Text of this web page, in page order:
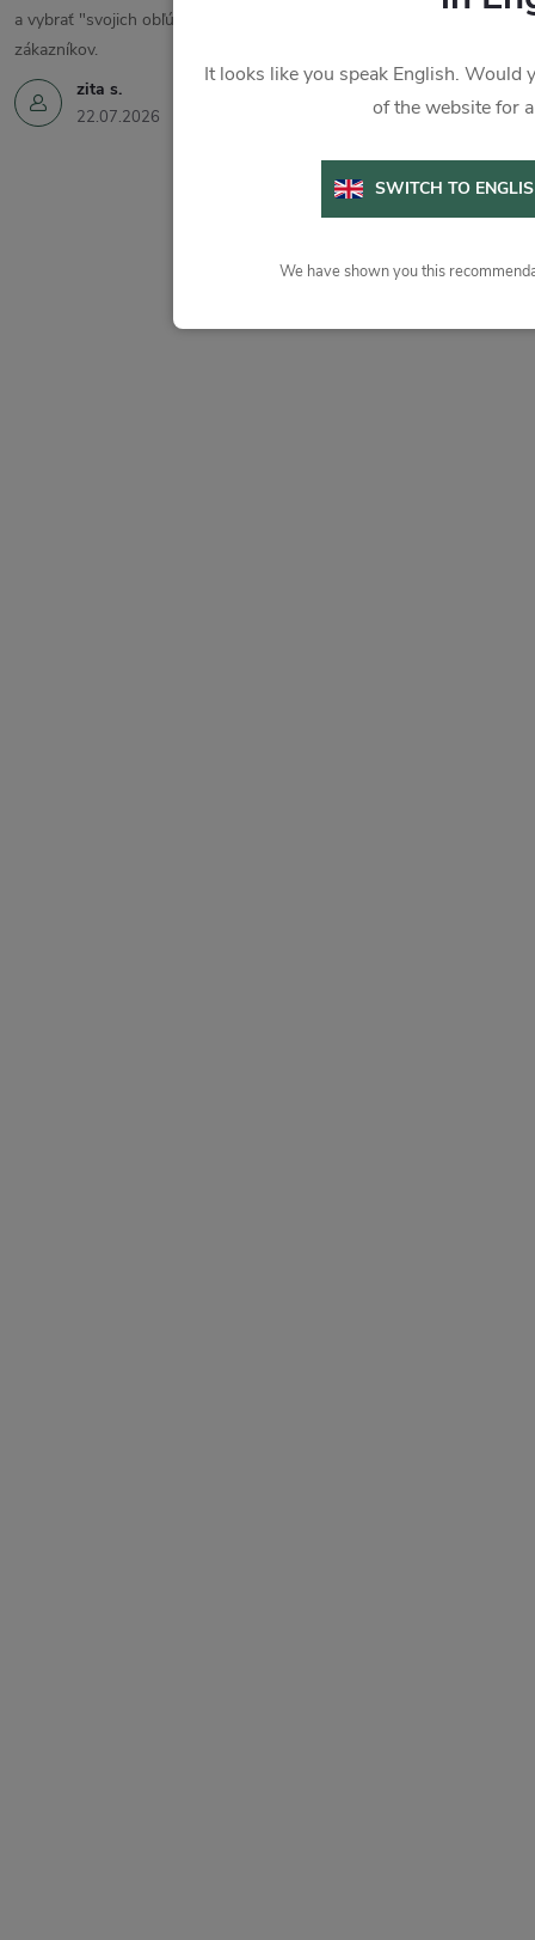
zita s.
22.07.2026
a vybrať "svojich obľúbencov". Ďakujem a prajem veľa spokojných
zákazníkov.
It looks like you speak English.
of the website for
SWITCH TO
We have shown you this